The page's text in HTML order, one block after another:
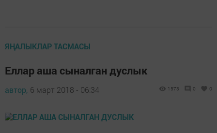
ЯҢАЛЫКЛАР ТАСМАСЫ
Еллар аша сыналган дуслык
автор, 6 март 2018 - 06:34 1573 0 0